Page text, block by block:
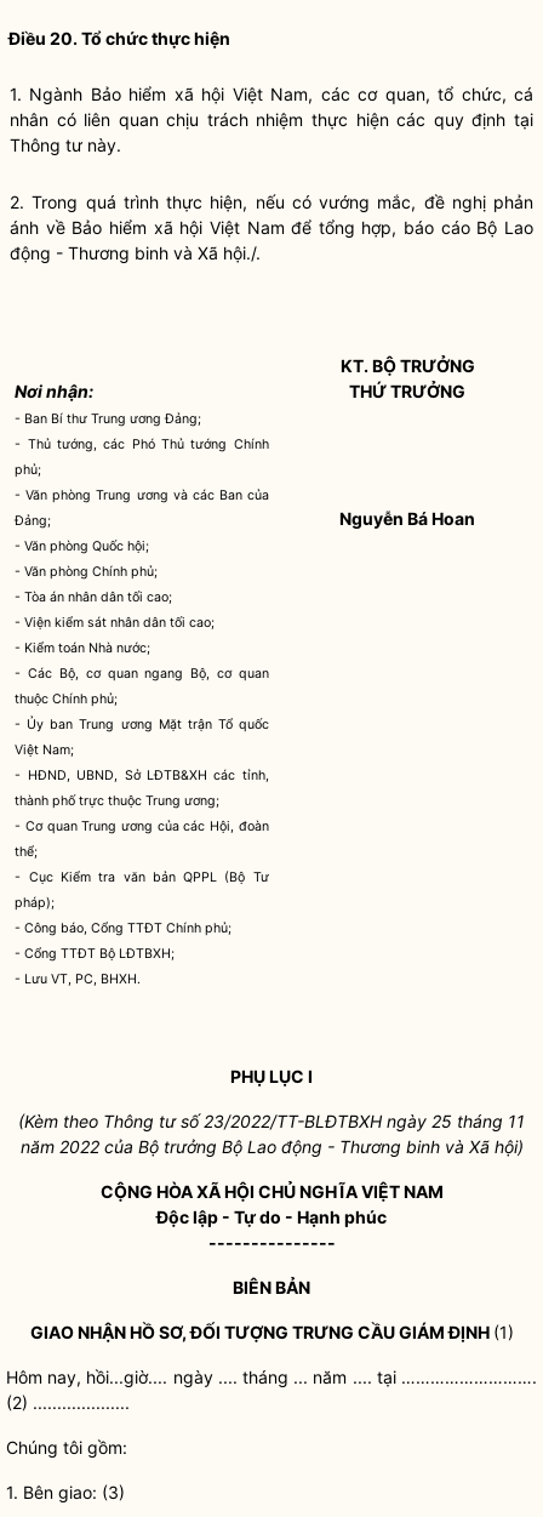
Điều 20. Tổ chức thực hiện
1. Ngành Bảo hiểm xã hội Việt Nam, các cơ quan, tổ chức, cá
nhân có liên quan chịu trách nhiệm thực hiện các quy định tại
Thông tư này.
2. Trong quá trình thực hiện, nếu có vướng mắc, đề nghị phản
ánh về Bảo hiểm xã hội Việt Nam để tổng hợp, báo cáo Bộ Lao
động - Thương binh và Xã hội./.
Nơi nhận:
- Ban Bí thư Trung ương Đảng;
- Thủ tướng, các Phó Thủ tướng Chính
phủ;
- Văn phòng Trung ương và các Ban của
Đảng;
- Văn phòng Quốc hội;
- Văn phòng Chính phủ;
- Tòa án nhân dân tối cao;
- Viện kiểm sát nhân dân tối cao;
- Kiểm toán Nhà nước;
- Các Bộ, cơ quan ngang Bộ, cơ quan
thuộc Chính phủ;
- Ủy ban Trung ương Mặt trận Tổ quốc
Việt Nam;
- HĐND, UBND, Sở LĐTB&XH các tỉnh,
thành phố trực thuộc Trung ương;
- Cơ quan Trung ương của các Hội, đoàn
thể;
- Cục Kiểm tra văn bản QPPL (Bộ Tư
pháp);
- Công báo, Cổng TTĐT Chính phủ;
- Cổng TTĐT Bộ LĐTBXH;
- Lưu VT, PC, BHXH.
KT. BỘ TRƯỞNG
THỨ TRƯỞNG
Nguyễn Bá Hoan
PHỤ LỤC I
(Kèm theo Thông tư số 23/2022/TT-BLĐTBXH ngày 25 tháng 11
năm 2022 của Bộ trưởng Bộ Lao động - Thương binh và Xã hội)
CỘNG HÒA XÃ HỘI CHỦ NGHĨA VIỆT NAM
Độc lập - Tự do - Hạnh phúc
---------------
BIÊN BẢN
GIAO NHẬN HỒ SƠ, ĐỐI TƯỢNG TRƯNG CẦU GIÁM ĐỊNH (1)
Hôm nay, hồi...giờ.... ngày .... tháng ... năm .... tại ……………………….
(2) ....................
Chúng tôi gồm:
1. Bên giao: (3)